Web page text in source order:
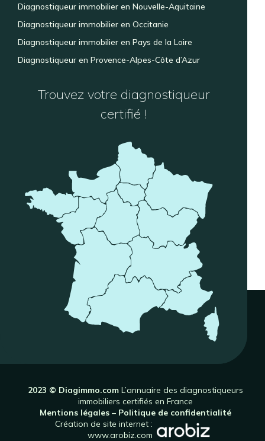
Diagnostiqueur immobilier en Nouvelle-Aquitaine
Diagnostiqueur immobilier en Occitanie
Diagnostiqueur immobilier en Pays de la Loire
Diagnostiqueur en Provence-Alpes-Côte d’Azur
Trouvez votre diagnostiqueur
certifié !
2023 © Diagimmo.com L’annuaire des diagnostiqueurs
immobiliers certifiés en France
Mentions légales – Politique de confidentialité
Création de site internet :
www.arobiz.com